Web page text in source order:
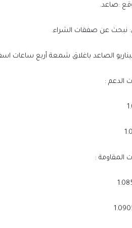
:صاعد.
نبحث عن صفقات الشراء.
الصاعد باغلاق شمعة أربع ساعات اسفل
الدعم :
المقاومة :